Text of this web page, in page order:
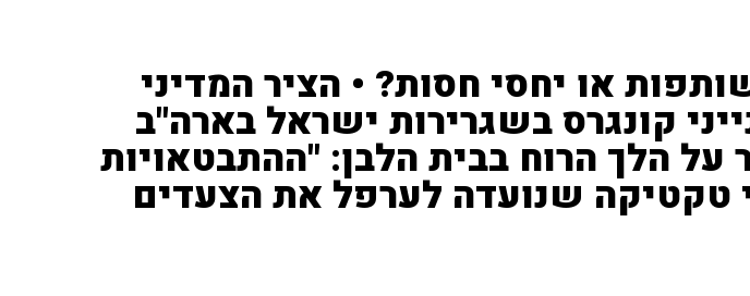
או יחסי חסות? • הציר המדיני
קונגרס בשגרירות ישראל בארה"ב
על הלך הרוח בבית הלבן: "ההתבטאויות
טקטיקה שנועדה לערפל את הצעדים